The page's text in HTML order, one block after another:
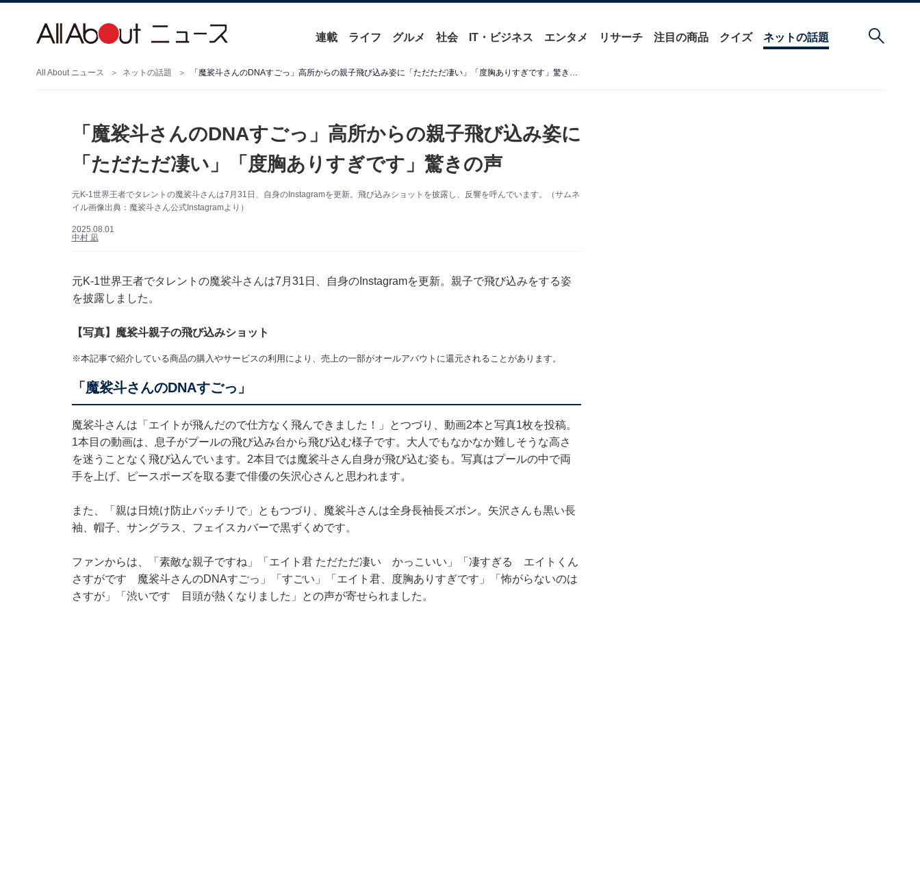
連載 ライフ グルメ 社会 IT・ビジネス エンタメ リサーチ 注目の商品 クイズ ネットの話題
All About ニュース ネットの話題 「魔裟斗さんのDNAすごっ」高所からの親子飛び込み姿に「ただただ凄い」「度胸ありすぎです」驚きの声
「魔裟斗さんのDNAすごっ」高所からの親子飛び込み姿に
「ただただ凄い」「度胸ありすぎです」驚きの声
元K-1世界王者でタレントの魔裟斗さんは7月31日、自身のInstagramを更新。飛び込みショットを披露し、反響を呼んでいます。（サムネ
イル画像出典：魔裟斗さん公式Instagramより）
2025.08.01
中村 凪
元K-1世界王者でタレントの魔裟斗さんは7月31日、自身のInstagramを更新。親子で飛び込みをする姿
を披露しました。
【写真】魔裟斗親子の飛び込みショット
※本記事で紹介している商品の購入やサービスの利用により、売上の一部がオールアバウトに還元されることがあります。
「魔裟斗さんのDNAすごっ」
魔裟斗さんは「エイトが飛んだので仕方なく飛んできました！」とつづり、動画2本と写真1枚を投稿。
1本目の動画は、息子がプールの飛び込み台から飛び込む様子です。大人でもなかなか難しそうな高さ
を迷うことなく飛び込んでいます。2本目では魔裟斗さん自身が飛び込む姿も。写真はプールの中で両
手を上げ、ピースポーズを取る妻で俳優の矢沢心さんと思われます。
また、「親は日焼け防止バッチリで」ともつづり、魔裟斗さんは全身長袖長ズボン。矢沢さんも黒い長
袖、帽子、サングラス、フェイスカバーで黒ずくめです。
ファンからは、「素敵な親子ですね」「エイト君 ただただ凄い かっこいい」「凄すぎる エイトくん
さすがです 魔裟斗さんのDNAすごっ」「すごい」「エイト君、度胸ありすぎです」「怖がらないのは
さすが」「渋いです 目頭が熱くなりました」との声が寄せられました。